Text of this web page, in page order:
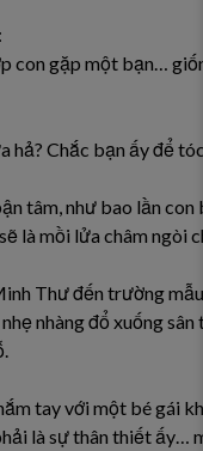
con gặp một bạn…
hả? Chắc bạn ấy để
tâm, như bao lần
là mồi lửa châm
Thư đến trường
nhàng đổ xuống
tay với một bé gái
là sự thân thiết ấy…